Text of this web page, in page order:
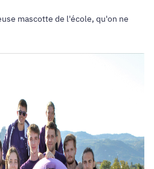
mascotte de l'école, qu'on ne